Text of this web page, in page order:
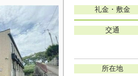
礼金・敷金
交通
所在地